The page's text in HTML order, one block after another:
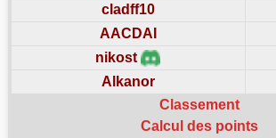
cladff10
AACDAI
nikost
Alkanor
Classement
Calcul des points